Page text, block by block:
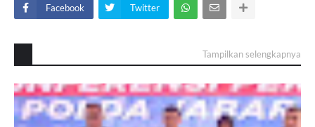
Facebook Twitter
Tampilkan selengkapnya